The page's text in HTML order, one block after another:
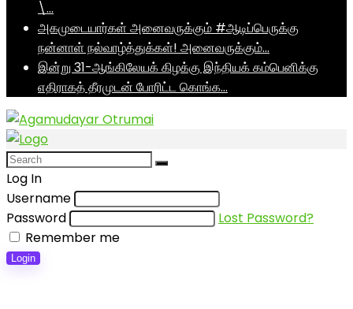
\…
அகமுடையார்கள் அனைவருக்கும் #ஆடிப்பெருக்கு
நன்னாள் நல்வாழ்த்துக்கள்! அனைவருக்கும்…
இன்று 31-ஆங்கிலேயக் கிழக்கு இந்தியக் கம்பெனிக்கு
எதிராகத் தீரமுடன் போரிட்ட கொங்க…
Log In
Username
Password
Lost Password?
Remember me
Login